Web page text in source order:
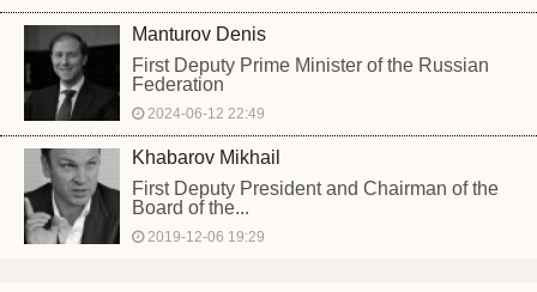
Manturov Denis
First Deputy Prime Minister of the Russian
Federation
2024-06-12 22:49
Khabarov Mikhail
First Deputy President and Chairman of the
Board of the...
2019-12-06 19:29